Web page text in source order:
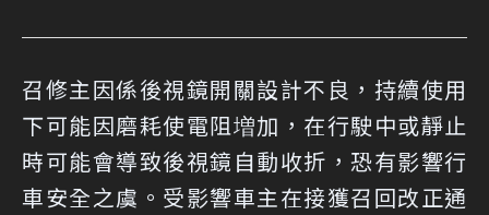
召修主因係後視鏡開關設計不良，持續使用
下可能因磨耗使電阻増加，在行駛中或靜止
時可能會導致後視鏡自動收折，恐有影響行
車安全之虞。受影響車主在接獲召回改正通